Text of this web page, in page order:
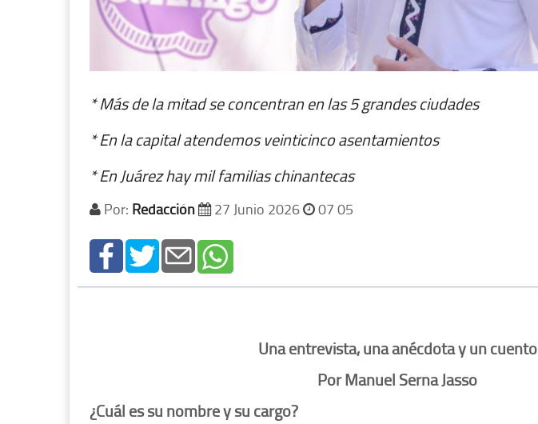
* Más de la mitad se concentran en las 5 grandes ciudades
* En la capital atendemos veinticinco asentamientos
* En Juárez hay mil familias chinantecas
Por: Redacción 27 Junio 2026 07 05
Una entrevista, una anécdota y un cuento
Por Manuel Serna Jasso
¿Cuál es su nombre y su cargo?